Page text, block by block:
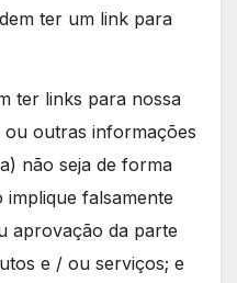
ter um link para
ter links para nossa
ou outras informações
não seja de forma
falsamente
aprovação da parte
e / ou serviços; e